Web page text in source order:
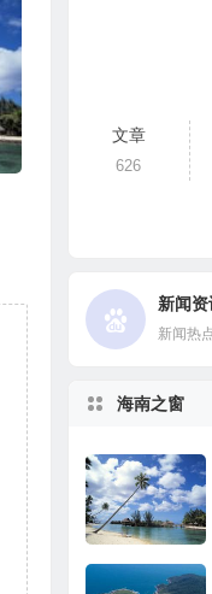
文章
626
新闻资
新闻热
海南之窗